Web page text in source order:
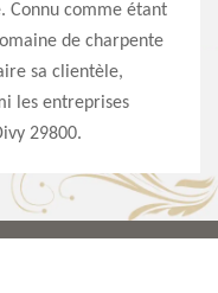
Connu comme étant
de charpente
sa clientèle,
les entreprises
29800.